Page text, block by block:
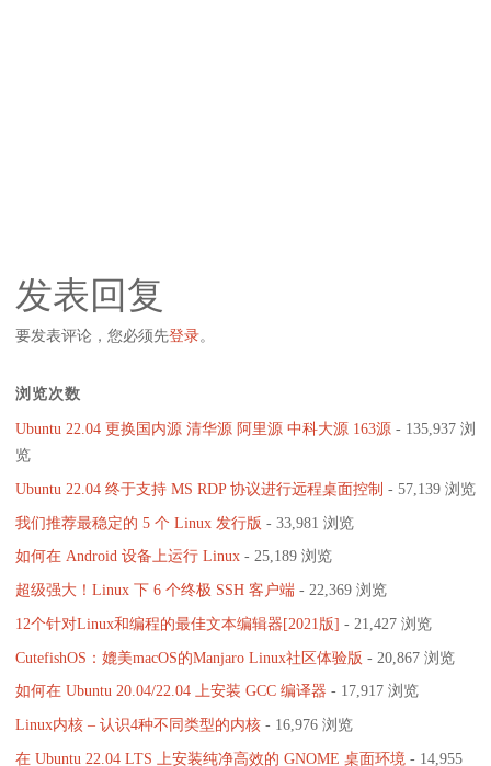
发表回复
要发表评论，您必须先登录。
浏览次数
Ubuntu 22.04 更换国内源 清华源 阿里源 中科大源 163源- 135,937 浏
览
Ubuntu 22.04 终于支持 MS RDP 协议进行远程桌面控制 - 57,139 浏览
我们推荐最稳定的 5 个 Linux 发行版 - 33,981 浏览
如何在 Android 设备上运行 Linux- 25,189 浏览
超级强大！Linux 下 6 个终极 SSH 客户端- 22,369 浏览
12个针对Linux和编程的最佳文本编辑器[2021版] - 21,427 浏览
CutefishOS：媲美macOS的Manjaro Linux社区体验版 - 20,867 浏览
如何在 Ubuntu 20.04/22.04 上安装 GCC 编译器 - 17,917 浏览
Linux内核 – 认识4种不同类型的内核- 16,976 浏览
在 Ubuntu 22.04 LTS 上安装纯净高效的 GNOME 桌面环境 - 14,955